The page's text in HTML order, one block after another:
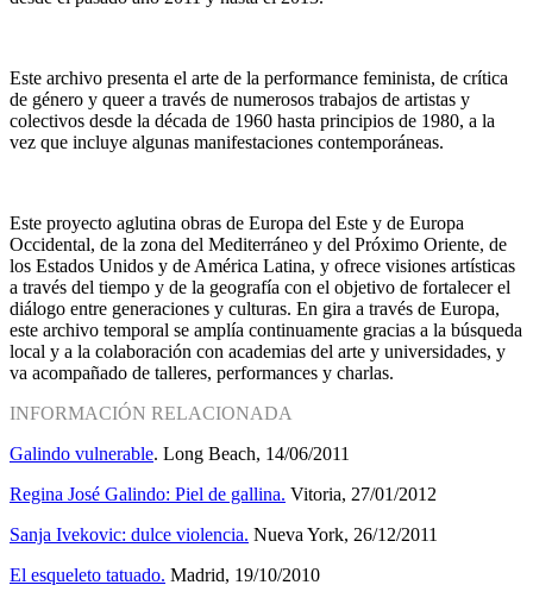
Este archivo presenta el arte de la performance feminista, de crítica
de género y queer a través de numerosos trabajos de artistas y
colectivos desde la década de 1960 hasta principios de 1980, a la
vez que incluye algunas manifestaciones contemporáneas.
Este proyecto aglutina obras de Europa del Este y de Europa
Occidental, de la zona del Mediterráneo y del Próximo Oriente, de
los Estados Unidos y de América Latina, y ofrece visiones artísticas
a través del tiempo y de la geografía con el objetivo de fortalecer el
diálogo entre generaciones y culturas. En gira a través de Europa,
este archivo temporal se amplía continuamente gracias a la búsqueda
local y a la colaboración con academias del arte y universidades, y
va acompañado de talleres, performances y charlas.
INFORMACIÓN RELACIONADA
Galindo vulnerable. Long Beach, 14/06/2011
Regina José Galindo: Piel de gallina. Vitoria, 27/01/2012
Sanja Ivekovic: dulce violencia. Nueva York, 26/12/2011
El esqueleto tatuado. Madrid, 19/10/2010